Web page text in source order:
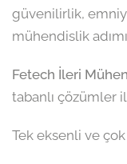
güvenilirlik,
mühendislik
Fetech İleri
tabanlı çözümler
Tek eksenli ve